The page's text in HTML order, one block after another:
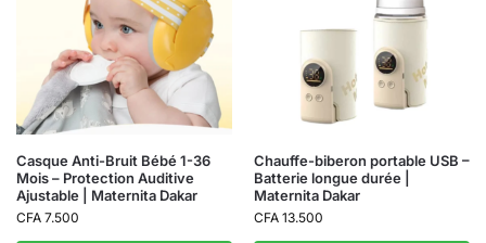
Casque Anti-Bruit Bébé 1-36
Mois – Protection Auditive
Ajustable | Maternita Dakar
CFA 7.500
Chauffe-biberon portable USB –
Batterie longue durée |
Maternita Dakar
CFA 13.500